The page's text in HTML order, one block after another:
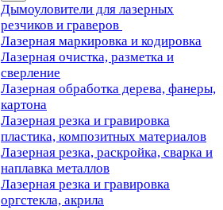
Дымоуловители для лазерных
резчиков и граверов
Лазерная маркировка и кодировка
Лазерная очистка, разметка и
сверление
Лазерная обработка дерева, фанеры,
картона
Лазерная резка и гравировка
пластика, композитных материалов
Лазерная резка, раскройка, сварка и
наплавка металлов
Лазерная резка и гравировка
оргстекла, акрила